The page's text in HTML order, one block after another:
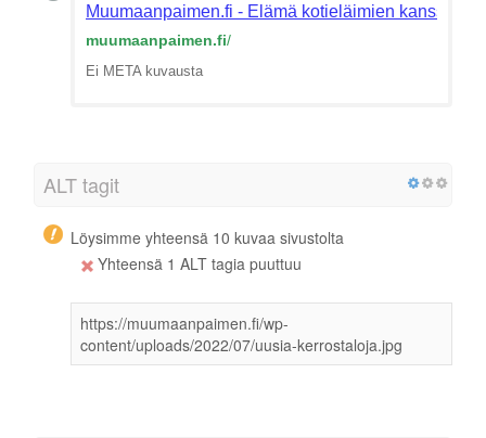
Muumaanpaimen.fi - Elämä kotieläimien kanssa
muumaanpaimen.fi/
Ei META kuvausta
ALT tagit
Löysimme yhteensä 10 kuvaa sivustolta
Yhteensä 1 ALT tagia puuttuu
https://muumaanpaimen.fi/wp-
content/uploads/2022/07/uusia-kerrostaloja.jpg